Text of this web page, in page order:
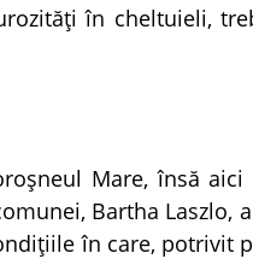
în cheltuieli,
Mare, însă
Bartha
în care, potrivit